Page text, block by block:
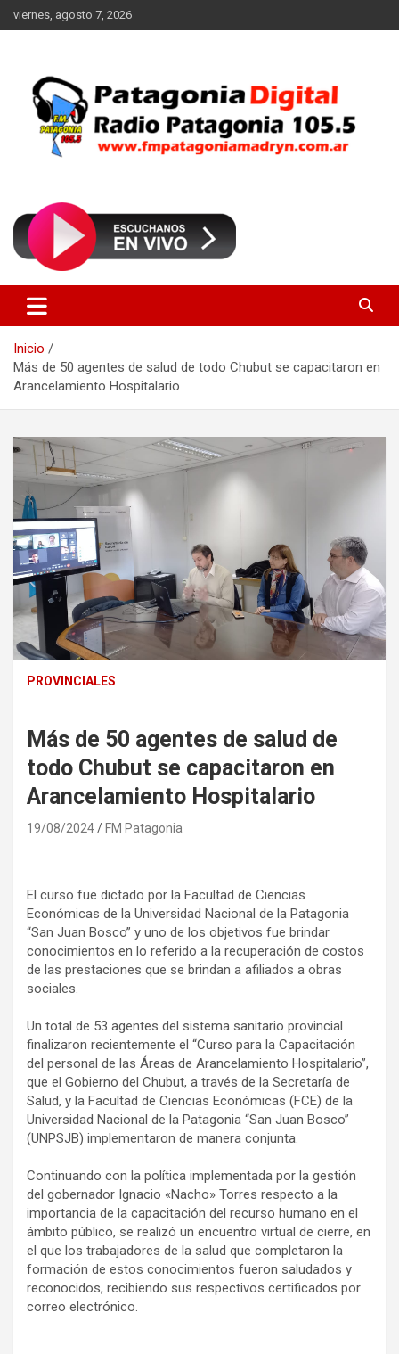
Saltar
al
viernes, agosto 7, 2026
FM Patagonia Madryn
Inicio
Más de 50 agentes de salud de todo Chubut se capacitaron en
Arancelamiento Hospitalario
PROVINCIALES
Más de 50 agentes de salud de
todo Chubut se capacitaron en
Arancelamiento Hospitalario
19/08/2024 FM Patagonia
El curso fue dictado por la Facultad de Ciencias
Económicas de la Universidad Nacional de la Patagonia
“San Juan Bosco” y uno de los objetivos fue brindar
conocimientos en lo referido a la recuperación de costos
de las prestaciones que se brindan a afiliados a obras
sociales.
Un total de 53 agentes del sistema sanitario provincial
finalizaron recientemente el “Curso para la Capacitación
del personal de las Áreas de Arancelamiento Hospitalario”,
que el Gobierno del Chubut, a través de la Secretaría de
Salud, y la Facultad de Ciencias Económicas (FCE) de la
Universidad Nacional de la Patagonia “San Juan Bosco”
(UNPSJB) implementaron de manera conjunta.
Continuando con la política implementada por la gestión
del gobernador Ignacio «Nacho» Torres respecto a la
importancia de la capacitación del recurso humano en el
ámbito público, se realizó un encuentro virtual de cierre, en
el que los trabajadores de la salud que completaron la
formación de estos conocimientos fueron saludados y
reconocidos, recibiendo sus respectivos certificados por
correo electrónico.